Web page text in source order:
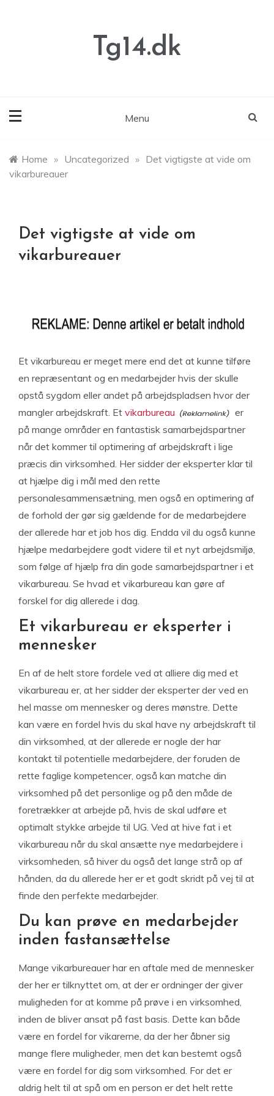
Tg14.dk
Menu
Home » Uncategorized » Det vigtigste at vide om
vikarbureauer
Det vigtigste at vide om
vikarbureauer
Et vikarbureau er meget mere end det at kunne tilføre
en repræsentant og en medarbejder hvis der skulle
opstå sygdom eller andet på arbejdspladsen hvor der
mangler arbejdskraft. Et vikarbureau
er
på mange områder en fantastisk samarbejdspartner
når det kommer til optimering af arbejdskraft i lige
præcis din virksomhed. Her sidder der eksperter klar til
at hjælpe dig i mål med den rette
personalesammensætning, men også en optimering af
de forhold der gør sig gældende for de medarbejdere
der allerede har et job hos dig. Endda vil du også kunne
hjælpe medarbejdere godt videre til et nyt arbejdsmiljø,
som følge af hjælp fra din gode samarbejdspartner i et
vikarbureau. Se hvad et vikarbureau kan gøre af
forskel for dig allerede i dag.
Et vikarbureau er eksperter i
mennesker
En af de helt store fordele ved at alliere dig med et
vikarbureau er, at her sidder der eksperter der ved en
hel masse om mennesker og deres mønstre. Dette
kan være en fordel hvis du skal have ny arbejdskraft til
din virksomhed, at der allerede er nogle der har
kontakt til potentielle medarbejdere, der foruden de
rette faglige kompetencer, også kan matche din
virksomhed på det personlige og på den måde de
foretrækker at arbejde på, hvis de skal udføre et
optimalt stykke arbejde til UG. Ved at hive fat i et
vikarbureau når du skal ansætte nye medarbejdere i
virksomheden, så hiver du også det lange strå op af
hånden, da du allerede her er et godt skridt på vej til at
finde den perfekte medarbejder.
Du kan prøve en medarbejder
inden fastansættelse
Mange vikarbureauer har en aftale med de mennesker
der her er tilknyttet om, at der er ordninger der giver
muligheden for at komme på prøve i en virksomhed,
inden de bliver ansat på fast basis. Dette kan både
være en fordel for vikarerne, da der her åbner sig
mange flere muligheder, men det kan bestemt også
være en fordel for dig som virksomhed. For det er
aldrig helt til at spå om en person er det helt rette